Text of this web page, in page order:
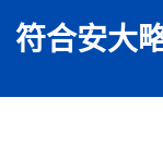
符合安大